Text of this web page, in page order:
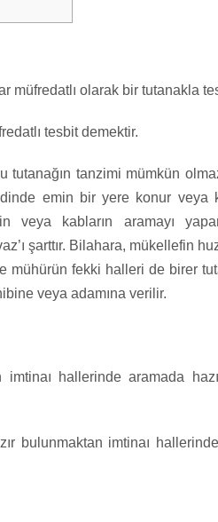
müfredatlı olarak bir tutanakla
tesbit demektir.
tutanağın tanzimi mümkün
emin bir yere konur veya
kabların aramayı
şarttır. Bilahara, mükellefin
mühürün fekki halleri de birer
veya adamına verilir.
hallerinde aramada
bulunmaktan imtinaı